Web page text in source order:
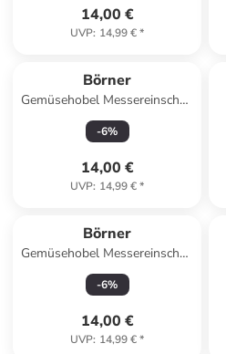
14,00 €
UVP: 14,99 €*
Börner
Gemüsehobel Messereinschub
10mm - Zubehör für V5
PowerLine in violett
-6%
14,00 €
UVP: 14,99 €*
Börner
Gemüsehobel Messereinschub
7mm - Zubehör für V5
PowerLine in weiß
-6%
14,00 €
UVP: 14,99 €*